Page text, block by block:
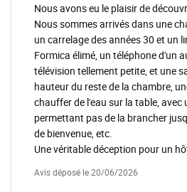
Nous avons eu le plaisir de
Nous sommes arrivés dans une
un carrelage des années 30 et un
Formica élimé, un téléphone d'un
télévision tellement petite, et une
hauteur du reste de la chambre,
chauffer de l'eau sur la table, avec
permettant pas de la brancher
de bienvenue, etc.
Une véritable déception pour un
Avis déposé le 20/06/2026